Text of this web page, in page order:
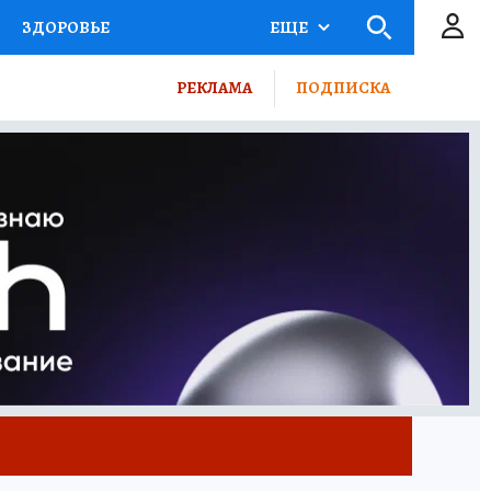
ЗДОРОВЬЕ
НА СПОРТ ПРОМОКОДЫ
ЕЩЕ
РЕКЛАМА ПОДПИСКА